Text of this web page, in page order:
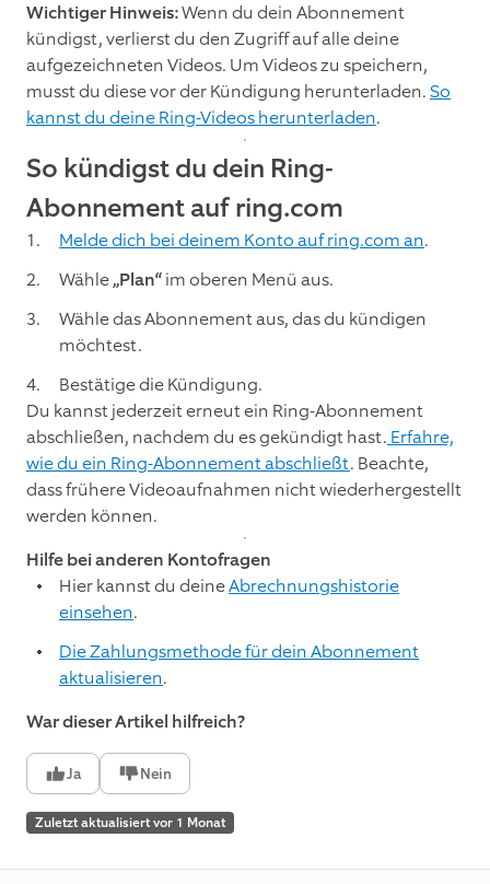
Wichtiger Hinweis:Wenn du dein Abonnement
kündigst, verlierst du den Zugriff auf alle deine
aufgezeichneten Videos. Um Videos zu speichern,
musst du diese vor der Kündigung herunterladen.So
kannst du deine Ring-Videos herunterladen.
So kündigst du dein Ring-
Abonnement auf ring.com
Melde dich bei deinem Konto auf ring.com an.
Wähle„Plan“im oberen Menü aus.
Wähle das Abonnement aus, das du kündigen
möchtest.
Bestätige die Kündigung.
Du kannst jederzeit erneut ein Ring-Abonnement
abschließen, nachdem du es gekündigt hast. Erfahre,
wie du ein Ring-Abonnement abschließt. Beachte,
dass frühere Videoaufnahmen nicht wiederhergestellt
werden können.
Hilfe bei anderen Kontofragen
Hier kannst du deineAbrechnungshistorie
einsehen.
Die Zahlungsmethode für dein Abonnement
aktualisieren.
War dieser Artikel hilfreich?
Ja Nein
Zuletzt aktualisiert vor 1 Monat